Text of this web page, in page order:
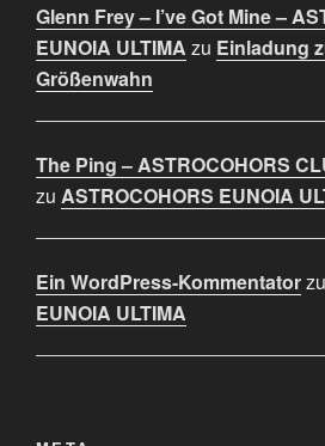
Glenn Frey – I’ve Got Mine –
EUNOIA ULTIMA zu Einladung
Größenwahn
The Ping – ASTROCOHORS
zu ASTROCOHORS EUNOIA
Ein WordPress-Kommentatorzu
EUNOIA ULTIMA